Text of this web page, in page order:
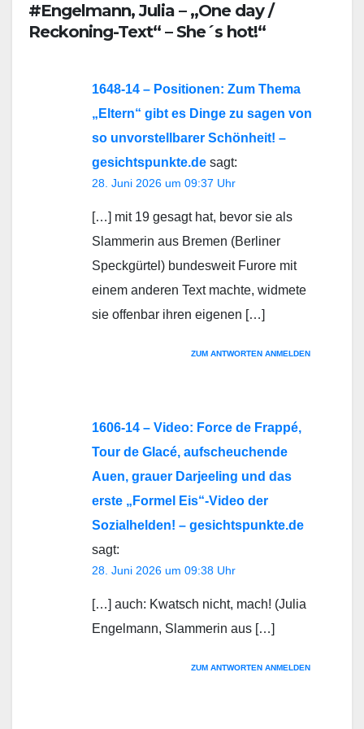
#Engelmann, Julia – „One day /
Reckoning-Text“ – She´s hot!“
1648-14 – Positionen: Zum Thema
„Eltern“ gibt es Dinge zu sagen von
so unvorstellbarer Schönheit! –
gesichtspunkte.de sagt:
28. Juni 2026 um 09:37 Uhr
[…] mit 19 gesagt hat, bevor sie als
Slammerin aus Bremen (Berliner
Speckgürtel) bundesweit Furore mit
einem anderen Text machte, widmete
sie offenbar ihren eigenen […]
ZUM ANTWORTEN ANMELDEN
1606-14 – Video: Force de Frappé,
Tour de Glacé, aufscheuchende
Auen, grauer Darjeeling und das
erste „Formel Eis“-Video der
Sozialhelden! – gesichtspunkte.de
sagt:
28. Juni 2026 um 09:38 Uhr
[…] auch: Kwatsch nicht, mach! (Julia
Engelmann, Slammerin aus […]
ZUM ANTWORTEN ANMELDEN